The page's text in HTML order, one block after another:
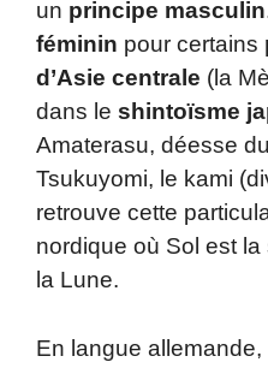
un principe masculin
féminin pour certains
d’Asie centrale (la
dans le shintoïsme
Amaterasu, déesse
Tsukuyomi, le kami
retrouve cette
nordique où Sol est
la Lune.
En langue